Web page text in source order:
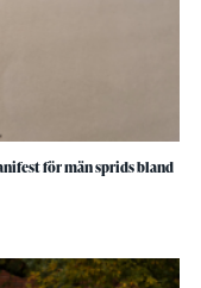
för män sprids bland